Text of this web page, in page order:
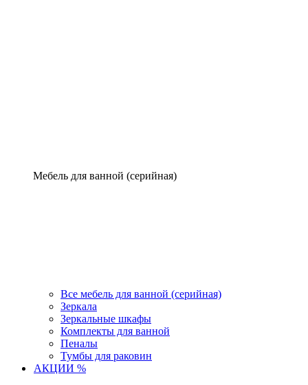
Мебель для ванной (серийная)
Все мебель для ванной (серийная)
Зеркала
Зеркальные шкафы
Комплекты для ванной
Пеналы
Тумбы для раковин
АКЦИИ %